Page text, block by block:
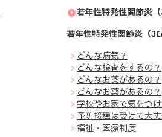
若年性特発性関節炎
若年性特発性関節炎（
> どんな病気？
> どんな検査をするの？
> どんなお薬があるの？
> どんなお薬があるの？
> 学校やお家で気をつ
> 予防接種は受けて大
>福祉・医療制度